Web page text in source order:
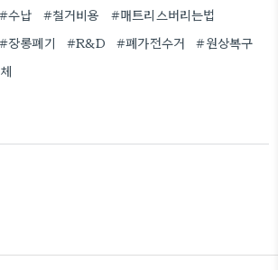
#수납 #철거비용
#매트리스버리는법
#장롱폐기 #R&D #폐가전수거
#원상복구